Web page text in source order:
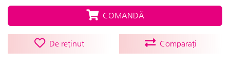
COMANDĂ
De reținut Comparați